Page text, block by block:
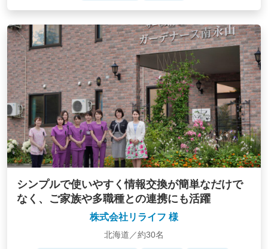
シンプルで使いやすく情報交換が簡単なだけで
なく、ご家族や多職種との連携にも活躍
株式会社リライフ 様
北海道／約30名